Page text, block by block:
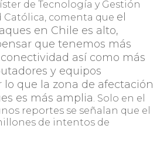
de Tecnología y Gestión
Católica, comenta que el
en Chile es alto,
que tenemos más
así como más
y equipos
lo que la zona de afectación
es más amplia. Solo en el
reportes se señalan que el
de intentos de